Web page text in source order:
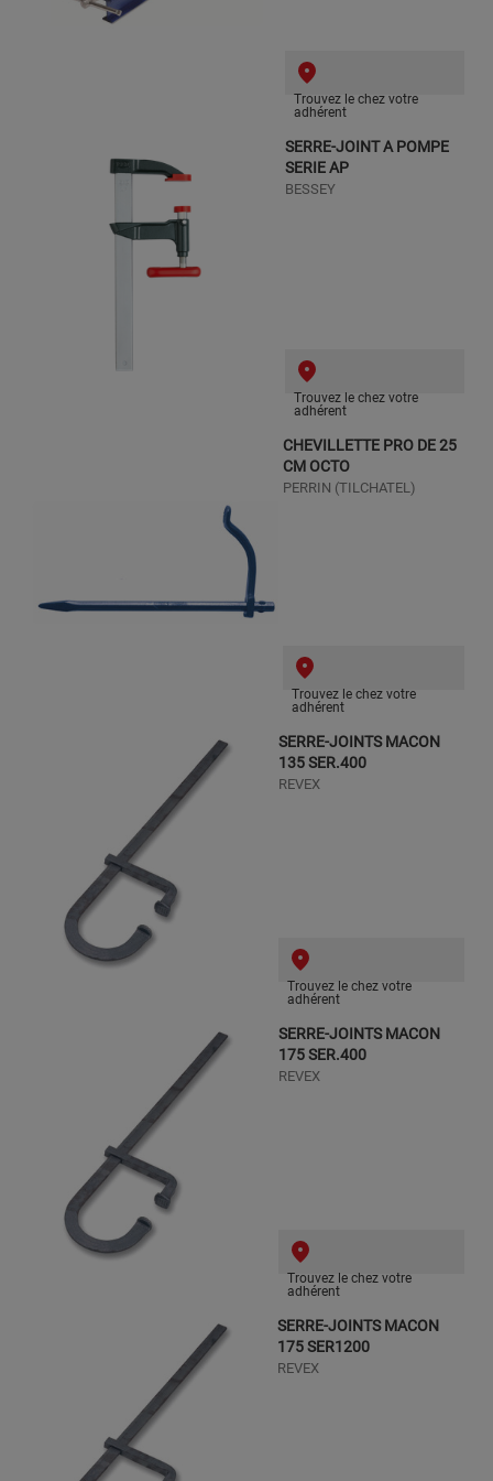
Trouvez le chez votre
adhérent
SERRE-JOINT A POMPE
SERIE AP
BESSEY
Trouvez le chez votre
adhérent
CHEVILLETTE PRO DE 25
CM OCTO
PERRIN (TILCHATEL)
Trouvez le chez votre
adhérent
SERRE-JOINTS MACON
135 SER.400
REVEX
Trouvez le chez votre
adhérent
SERRE-JOINTS MACON
175 SER.400
REVEX
Trouvez le chez votre
adhérent
SERRE-JOINTS MACON
175 SER1200
REVEX